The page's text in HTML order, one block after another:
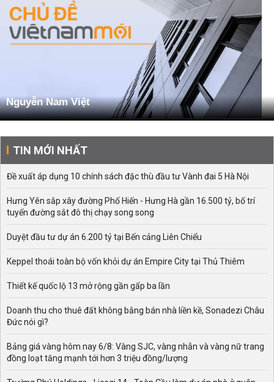
Nguyễn Nam Việt
TIN MỚI NHẤT
Đề xuất áp dụng 10 chính sách đặc thù đầu tư Vành đai 5 Hà Nội
Hưng Yên sắp xây đường Phố Hiến - Hưng Hà gần 16.500 tỷ, bố trí
tuyến đường sắt đô thị chạy song song
Duyệt đầu tư dự án 6.200 tỷ tại Bến cảng Liên Chiểu
Keppel thoái toàn bộ vốn khỏi dự án Empire City tại Thủ Thiêm
Thiết kế quốc lộ 13 mở rộng gần gấp ba lần
Doanh thu cho thuê đất không bằng bán nhà liền kề, Sonadezi Châu
Đức nói gì?
Bảng giá vàng hôm nay 6/8: Vàng SJC, vàng nhẫn và vàng nữ trang
đồng loạt tăng mạnh tới hơn 3 triệu đồng/lượng